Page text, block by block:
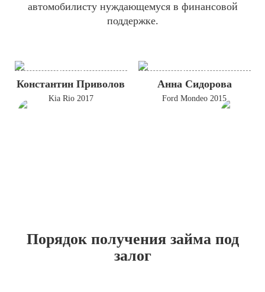
автомобилисту нуждающемуся в финансовой
поддержке.
Константин Приволов
Kia Rio 2017
Анна Сидорова
Ford Mondeo 2015
Порядок получения займа под
залог